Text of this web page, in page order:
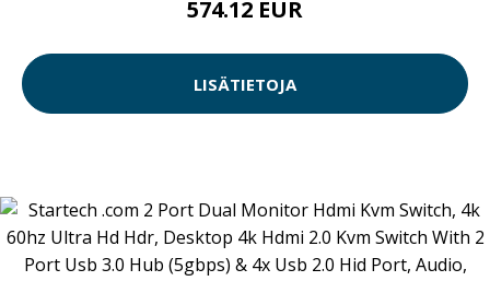
574.12 EUR
LISÄTIETOJA